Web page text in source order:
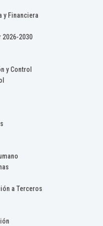
y Financiera
2026-2030
y Control
a Terceros